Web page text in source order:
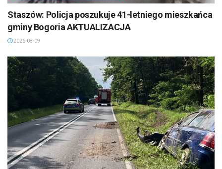
Staszów: Policja poszukuje 41-letniego mieszkańca
gminy Bogoria AKTUALIZACJA
2026-08-09